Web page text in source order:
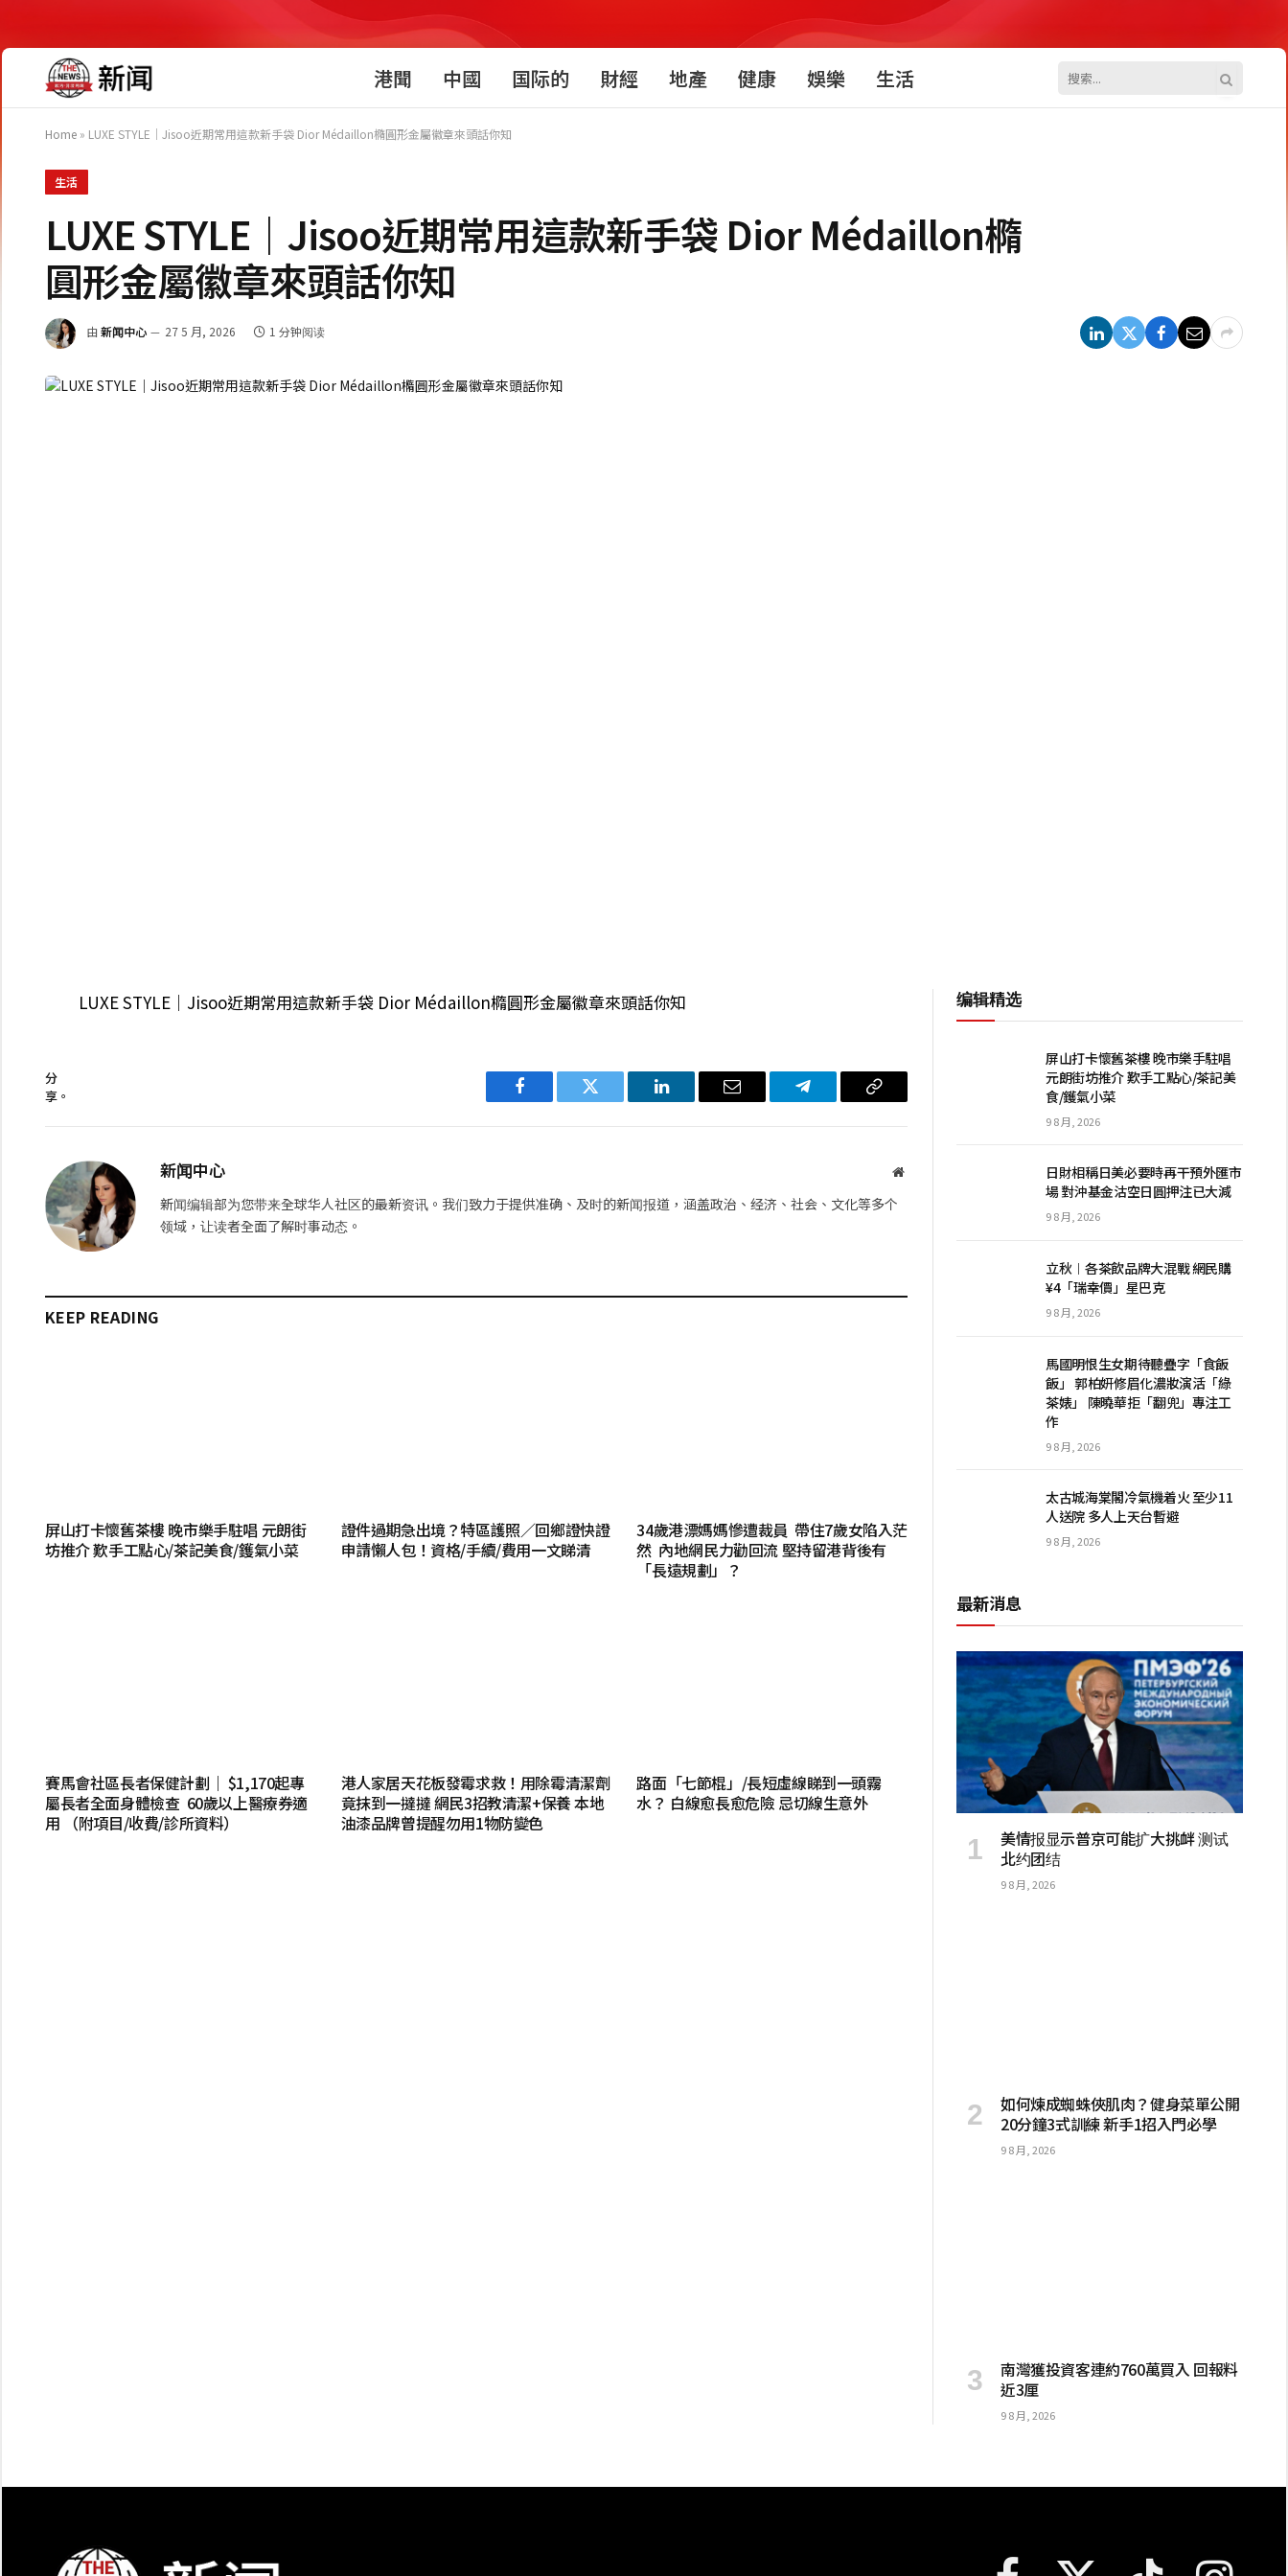
港聞 中國 国际的 財經 地產 健康 娛樂 生活
Home » LUXE STYLE｜Jisoo近期常用這款新手袋 Dior Médaillon橢圓形金屬徽章來頭話你知
生活
LUXE STYLE｜Jisoo近期常用這款新手袋 Dior Médaillon橢
圓形金屬徽章來頭話你知
由 新闻中心 27 5 月, 2026 1 分钟阅读
LUXE STYLE｜Jisoo近期常用這款新手袋 Dior Médaillon橢圓形金屬徽章來頭話你知
分
享。
Facebook Twitter LinkedIn 电
Telegram 复
新闻中心
网
新闻编辑部为您带来全球华人社区的最新资讯。我们致力于提供准确、及时的新闻报道，涵盖政治、经济、社会、文化等多个
领域，让读者全面了解时事动态。
KEEP READING
屏山打卡懷舊茶樓 晚市樂手駐唱 元朗街
坊推介 歎手工點心/茶記美食/鑊氣小菜
證件過期急出境？特區護照／回鄉證快證
申請懶人包！資格/手續/費用一文睇清
34歲港漂媽媽慘遭裁員 帶住7歲女陷入茫
然 內地網民力勸回流 堅持留港背後有
「長遠規劃」？
賽馬會社區長者保健計劃｜ $1,170起專
屬長者全面身體檢查 60歲以上醫療券適
用 （附項目/收費/診所資料）
港人家居天花板發霉求救！用除霉清潔劑
竟抹到一撻撻 網民3招教清潔+保養 本地
油漆品牌曾提醒勿用1物防變色
路面「七節棍」/長短虛線睇到一頭霧
水？ 白線愈長愈危險 忌切線生意外
编辑精选
屏山打卡懷舊茶樓 晚市樂手駐唱
元朗街坊推介 歎手工點心/茶記美
食/鑊氣小菜
9 8 月, 2026
日財相稱日美必要時再干預外匯市
場 對沖基金沽空日圓押注已大減
9 8 月, 2026
立秋︱各茶飲品牌大混戰 網民購
¥4「瑞幸價」星巴克
9 8 月, 2026
馬國明恨生女期待聽疊字「食飯
飯」 郭柏妍修眉化濃妝演活「綠
茶婊」 陳曉華拒「翻兜」專注工
作
9 8 月, 2026
太古城海棠閣冷氣機着火 至少11
人送院 多人上天台暫避
9 8 月, 2026
最新消息
美情报显示普京可能扩大挑衅 测试
北约团结
9 8 月, 2026
如何煉成蜘蛛俠肌肉？健身菜單公開
20分鐘3式訓練 新手1招入門必學
9 8 月, 2026
南灣獲投資客連約760萬買入 回報料
近3厘
9 8 月, 2026